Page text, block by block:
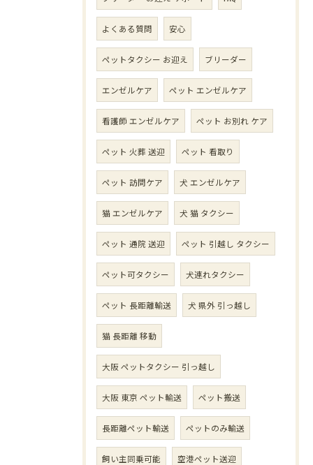
よくある質問 安心
ペットタクシー お迎え ブリーダー
エンゼルケア ペット エンゼルケア
看護師 エンゼルケア ペット お別れ ケア
ペット 火葬 送迎 ペット 看取り
ペット 訪問ケア 犬 エンゼルケア
猫 エンゼルケア 犬 猫 タクシー
ペット 通院 送迎 ペット 引越し タクシー
ペット可タクシー 犬連れタクシー
ペット 長距離輸送 犬 県外 引っ越し
猫 長距離 移動
大阪 ペットタクシー 引っ越し
大阪 東京 ペット輸送 ペット搬送
長距離ペット輸送 ペットのみ輸送
飼い主同乗可能 空港ペット送迎